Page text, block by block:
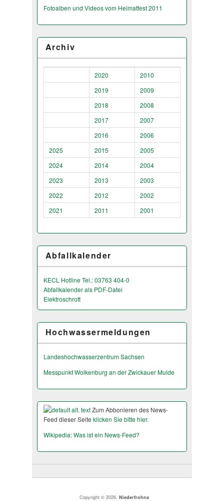
Fotoalben und Videos vom Heimatfest 2011
Archiv
2020
2010
2019
2009
2018
2008
2017
2007
2016
2006
2025
2015
2005
2024
2014
2004
2023
2013
2003
2022
2012
2002
2021
2011 2001
Abfallkalender
KECL Hotline Tel.: 03763 404-0
Abfallkalender als PDF-Datei
Elektroschrott
Hochwassermeldungen
Landeshochwas­serzentrum Sachsen
Messpunkt Wolkenburg an der Zwickauer Mulde
Zum Abbonieren des News-
Feed dieser Seite klicken Sie bitte hier.
Wikipedia: Was ist ein News-Feed?
Copyright © 2026,Niederfrohna